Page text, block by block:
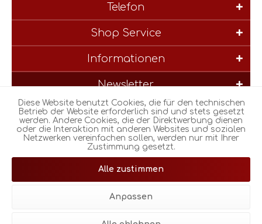
Telefon
Shop Service
Informationen
Newsletter
* Alle Preise inkl. gesetzl. Mehrwertsteuer zzgl.Versandkostenund
ggf. Nachnahmegebühren, wenn nicht anders beschrieben
Diese Website benutzt Cookies, die für den technischen
Betrieb der Website erforderlich sind und stets gesetzt
werden. Andere Cookies, die der Direktwerbung dienen
oder die Interaktion mit anderen Websites und sozialen
Netzwerken vereinfachen sollen, werden nur mit Ihrer
Zustimmung gesetzt.